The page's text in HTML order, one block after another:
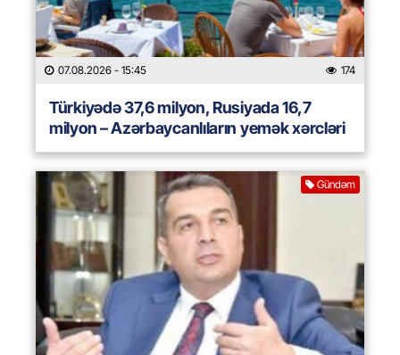
07.08.2026 - 15:45 174
Türkiyədə 37,6 milyon, Rusiyada 16,7
milyon – Azərbaycanlıların yemək xərcləri
Gündəm